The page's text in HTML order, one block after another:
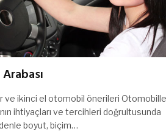
ve ikinci el otomobil önerileri
ihtiyaçları ve tercihleri doğrultusunda
boyut, biçim…